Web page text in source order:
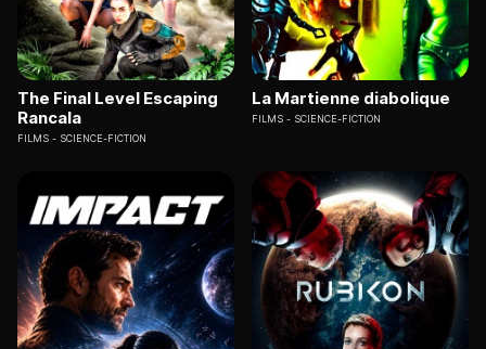
The Final Level Escaping
Rancala
FILMS SCIENCE-FICTION
La Martienne diabolique
FILMS SCIENCE-FICTION